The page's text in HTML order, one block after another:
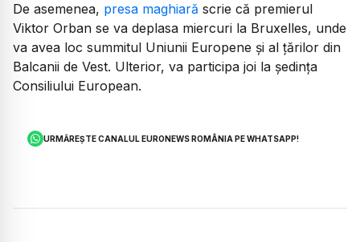
De asemenea, presa maghiară scrie că premierul
Viktor Orban se va deplasa miercuri la Bruxelles, unde
va avea loc summitul Uniunii Europene și al țărilor din
Balcanii de Vest. Ulterior, va participa joi la ședința
Consiliului European.
URMĂREȘTE CANALUL EURONEWS ROMÂNIA PE WHATSAPP!